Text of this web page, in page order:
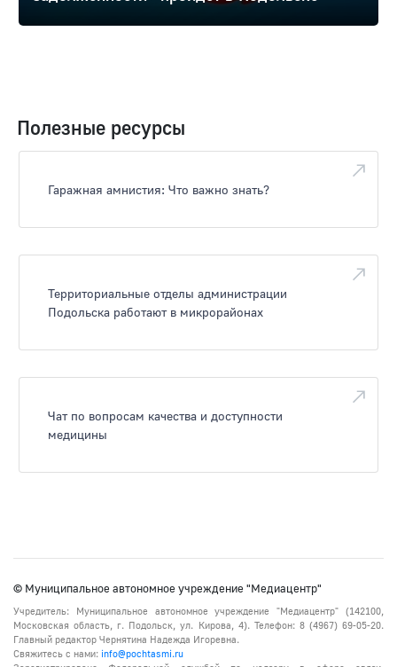
Полезные ресурсы
Гаражная амнистия: Что важно знать?
Территориальные отделы администрации
Подольска работают в микрорайонах
Чат по вопросам качества и доступности
медицины
© Муниципальное автономное учреждение "Медиацентр"
Учредитель: Муниципальное автономное учреждение "Медиацентр" (142100,
Московская область, г. Подольск, ул. Кирова, 4). Телефон: 8 (4967) 69-05-20.
Главный редактор Чернятина Надежда Игоревна.
Свяжитесь с нами: info@pochtasmi.ru